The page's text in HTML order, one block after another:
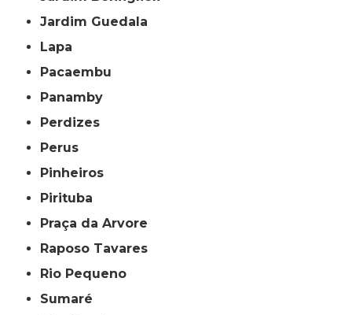
Jardim Guedala
Lapa
Pacaembu
Panamby
Perdizes
Perus
Pinheiros
Pirituba
Praça da Arvore
Raposo Tavares
Rio Pequeno
Sumaré